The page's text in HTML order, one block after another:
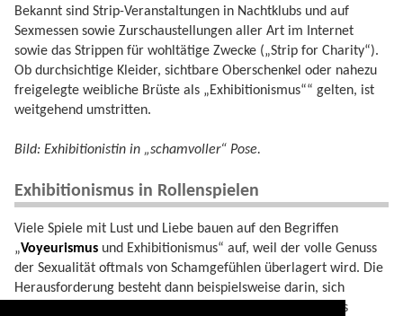
Bekannt sind Strip-Veranstaltungen in Nachtklubs und auf
Sexmessen sowie Zurschaustellungen aller Art im Internet
sowie das Strippen für wohltätige Zwecke („Strip for Charity“).
Ob durchsichtige Kleider, sichtbare Oberschenkel oder nahezu
freigelegte weibliche Brüste als „Exhibitionismus““ gelten, ist
weitgehend umstritten.
Bild: Exhibitionistin in „schamvoller“ Pose.
Exhibitionismus in Rollenspielen
Viele Spiele mit Lust und Liebe bauen auf den Begriffen
„Voyeurismus und Exhibitionismus“ auf, weil der volle Genuss
der Sexualität oftmals von Schamgefühlen überlagert wird. Die
Herausforderung besteht dann beispielsweise darin, sich
voreinander bei hellem Licht zu entblößen und sich so als